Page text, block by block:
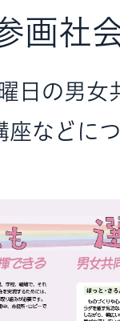
画社
日の男女
座などに